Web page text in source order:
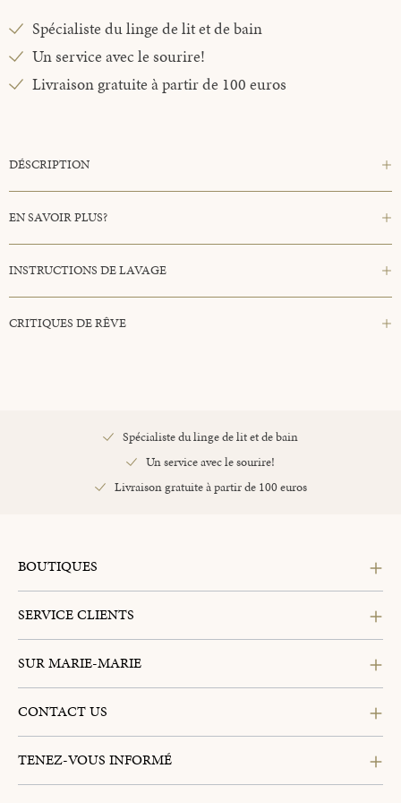
Spécialiste du linge de lit et de bain
Un service avec le sourire!
Livraison gratuite à partir de 100 euros
DÉSCRIPTION
EN SAVOIR PLUS?
INSTRUCTIONS DE LAVAGE
CRITIQUES DE RÊVE
Spécialiste du linge de lit et de bain
Un service avec le sourire!
Livraison gratuite à partir de 100 euros
BOUTIQUES
SERVICE CLIENTS
SUR MARIE-MARIE
CONTACT US
TENEZ-VOUS INFORMÉ